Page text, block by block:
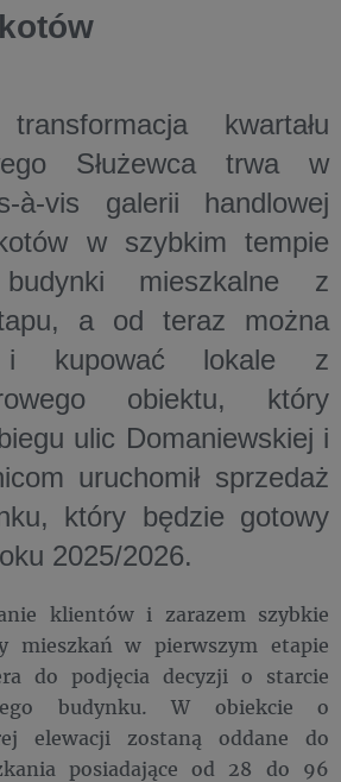
kwartału
Służewca trwa w
à-vis galerii handlowej
w szybkim tempie
mieszkalne z
a od teraz można
i kupować lokale z
obiektu, który
ulic Domaniewskiej i
uruchomił sprzedaż
który będzie gotowy
2025/2026.
klientów i zarazem szybkie
mieszkań w pierwszym etapie
do podjęcia decyzji o starcie
budynku. W obiekcie o
elewacji zostaną oddane do
posiadające od 28 do 96